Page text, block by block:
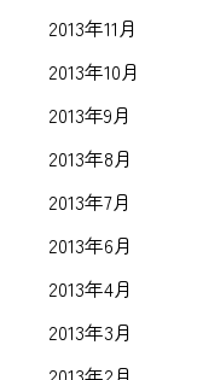
2013年11月
2013年10月
2013年9月
2013年8月
2013年7月
2013年6月
2013年4月
2013年3月